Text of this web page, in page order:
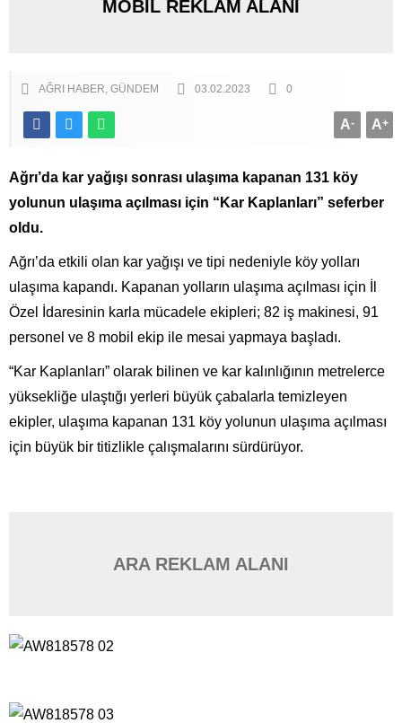
MOBİL REKLAM ALANI
AĞRI HABER GÜNDEM 03.02.2023 0
A+
A-
Ağrı’da kar yağışı sonrası ulaşıma kapanan 131 köy
yolunun ulaşıma açılması için “Kar Kaplanları” seferber
oldu.
Ağrı’da etkili olan kar yağışı ve tipi nedeniyle köy yolları
ulaşıma kapandı. Kapanan yolların ulaşıma açılması için İl
Özel İdaresinin karla mücadele ekipleri; 82 iş makinesi, 91
personel ve 8 mobil ekip ile mesai yapmaya başladı.
“Kar Kaplanları” olarak bilinen ve kar kalınlığının metrelerce
yüksekliğe ulaştığı yerleri büyük çabalarla temizleyen
ekipler, ulaşıma kapanan 131 köy yolunun ulaşıma açılması
için büyük bir titizlikle çalışmalarını sürdürüyor.
ARA REKLAM ALANI